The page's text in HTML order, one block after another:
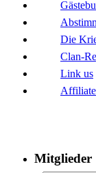
Die
Clan-
Link us
Mitglieder